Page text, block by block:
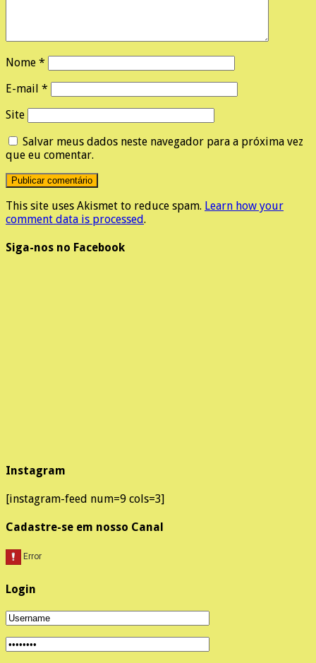
Nome *
E-mail *
Site
Salvar meus dados neste navegador para a próxima vez
que eu comentar.
This site uses Akismet to reduce spam. Learn how your
comment data is processed.
Siga-nos no Facebook
Instagram
[instagram-feed num=9 cols=3]
Cadastre-se em nosso Canal
Login